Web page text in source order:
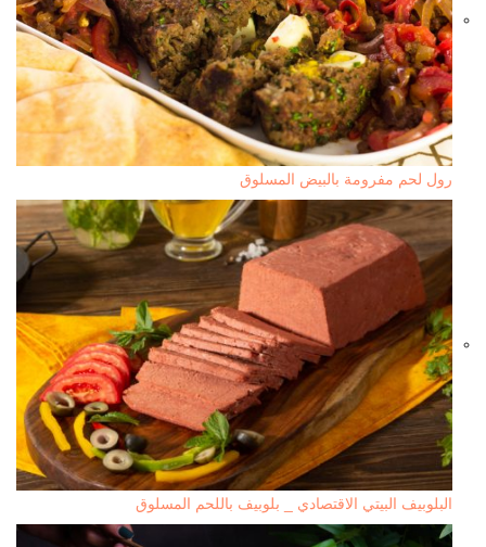
رول لحم مفرومة بالبيض المسلوق
البلوبيف البيتي الاقتصادي _ بلوبيف باللحم المسلوق